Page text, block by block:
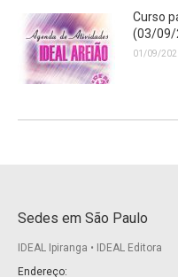
Curso
(03/09/
01/09/
Sedes em São Paulo
IDEAL Ipiranga • IDEAL Editora
Endereço: